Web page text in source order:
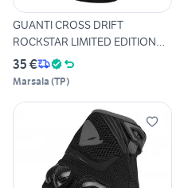
GUANTI CROSS DRIFT
ROCKSTAR LIMITED EDITION
2022 N
35 €
Marsala (TP)